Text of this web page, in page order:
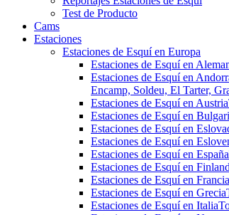
Test de Producto
Cams
Estaciones
Estaciones de Esquí en Europa
Estaciones de Esquí en
Estaciones de Esquí en
Encamp, Soldeu, El Tarter,
Estaciones de Esquí en Austria
Estaciones de Esquí en
Estaciones de Esquí en
Estaciones de Esquí en
Estaciones de Esquí en España
Estaciones de Esquí en
Estaciones de Esquí en Francia
Estaciones de Esquí en Grecia
Estaciones de Esquí en Italia